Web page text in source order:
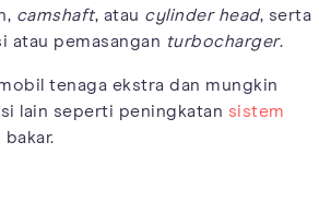
camshaft, atau cylinder head, serta
atau pemasangan turbocharger.
tenaga ekstra dan mungkin
lain seperti peningkatan sistem
bakar.